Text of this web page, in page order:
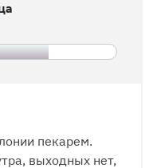
пекарем.
выходных нет,